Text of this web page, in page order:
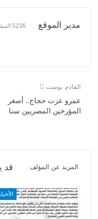
مدير الموقع 5236 المشاركات
القادم بوست
عمرو عزت حجاج.. أصغر
المؤرخين المصريين سنا
قد المزيد عن المؤلف
الأخبار